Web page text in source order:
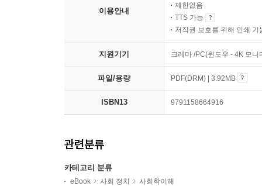
이용안내
제한없음
TTS 가능
저작권 보호를 위해 인쇄 기
지원기기 크레마 /PC(윈도우 - 4K 모
파일/용량 PDF(DRM) | 3.92MB
ISBN13 9791158664916
관련분류
카테고리 분류
eBook 사회 정치 사회학이해